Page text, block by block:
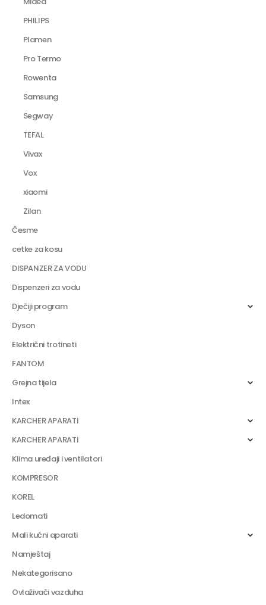
PHILIPS
Plamen
Pro Termo
Rowenta
Samsung
Segway
TEFAL
Vivax
Vox
xiaomi
Zilan
Česme
cetke za kosu
DISPANZER ZA VODU
Dispenzeri za vodu
Dječiji program
Dyson
Električni trotineti
FANTOM
Grejna tijela
Intex
KARCHER APARATI
KARCHER APARATI
Klima uređaji i ventilatori
KOMPRESOR
KOREL
Ledomati
Mali kućni aparati
Namještaj
Nekategorisano
Ovlaživači vazduha